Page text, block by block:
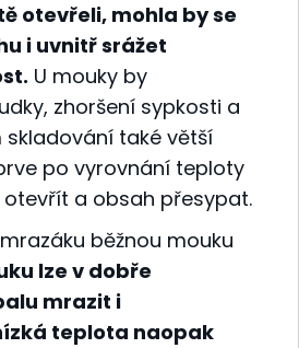
otevřeli, mohla by se
i uvnitř srážet
U mouky by
zhoršení sypkosti a
skladování také větší
po vyrovnání teploty
a obsah přesypat.
běžnou mouku
lze v dobře
mrazit i
teplota naopak